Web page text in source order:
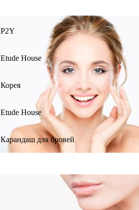
P2Y
Etude House
Корея
Etude House
Карандаш для бровей